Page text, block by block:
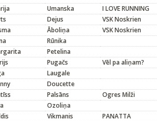
Umanska
I LOVE RUNNING
Dejus
VSK Noskrien
Āboliņa
VSK Noskrien
Rūnika
Petelina
Pugačs
Vēl pa aliņam?
Laugale
Doucette
Palsāns
Ogres Milži
Ozoliņa
Vikmanis
PANATTA